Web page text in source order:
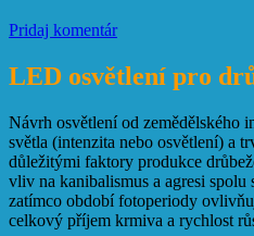
Pridaj komentár
LED osvětlení pro
Návrh osvětlení od zemědělského
světla (intenzita nebo osvětlení) a
důležitými faktory produkce
vliv na kanibalismus a agresi
zatímco období fotoperiody
celkový příjem krmiva a rychlost